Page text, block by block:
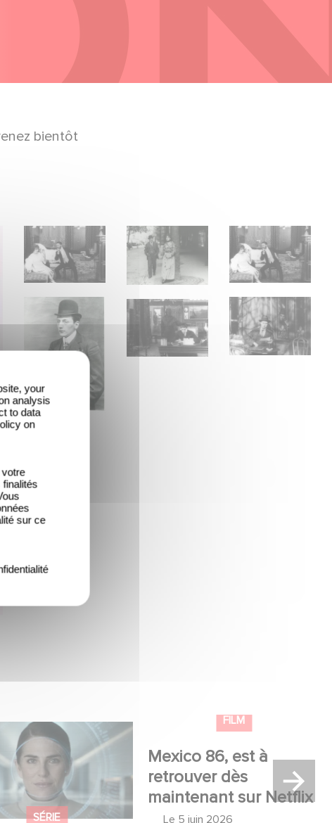
bientôt
SÉRIE
production
USA : « Futuro
»
FILM
Mexico 86, est à retrouver
dès maintenant sur Netflix
your
analysis
to data
on
sur ce